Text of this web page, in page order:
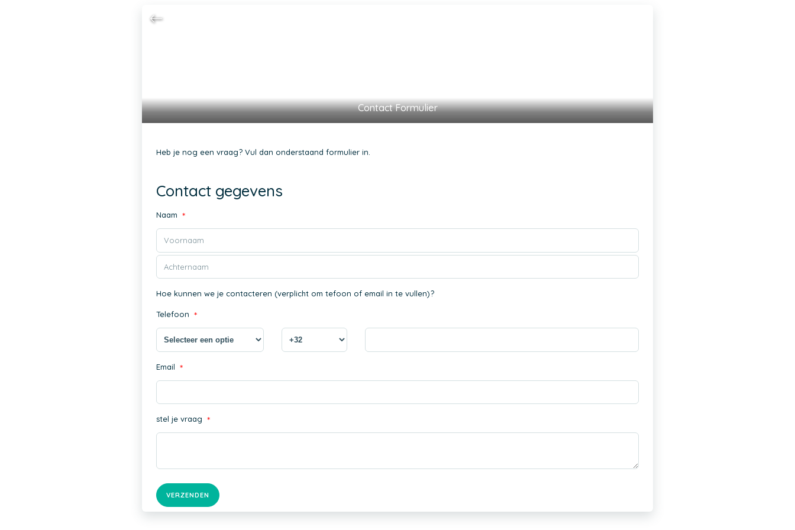
Contact Formulier
Heb je nog een vraag? Vul dan onderstaand formulier in.
Contact gegevens
Naam *
Hoe kunnen we je contacteren (verplicht om tefoon of email in te vullen)?
Telefoon *
Email *
stel je vraag *
VERZENDEN